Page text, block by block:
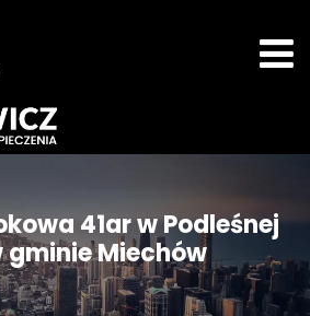
41ar w Podleśnej
gminie Miechów